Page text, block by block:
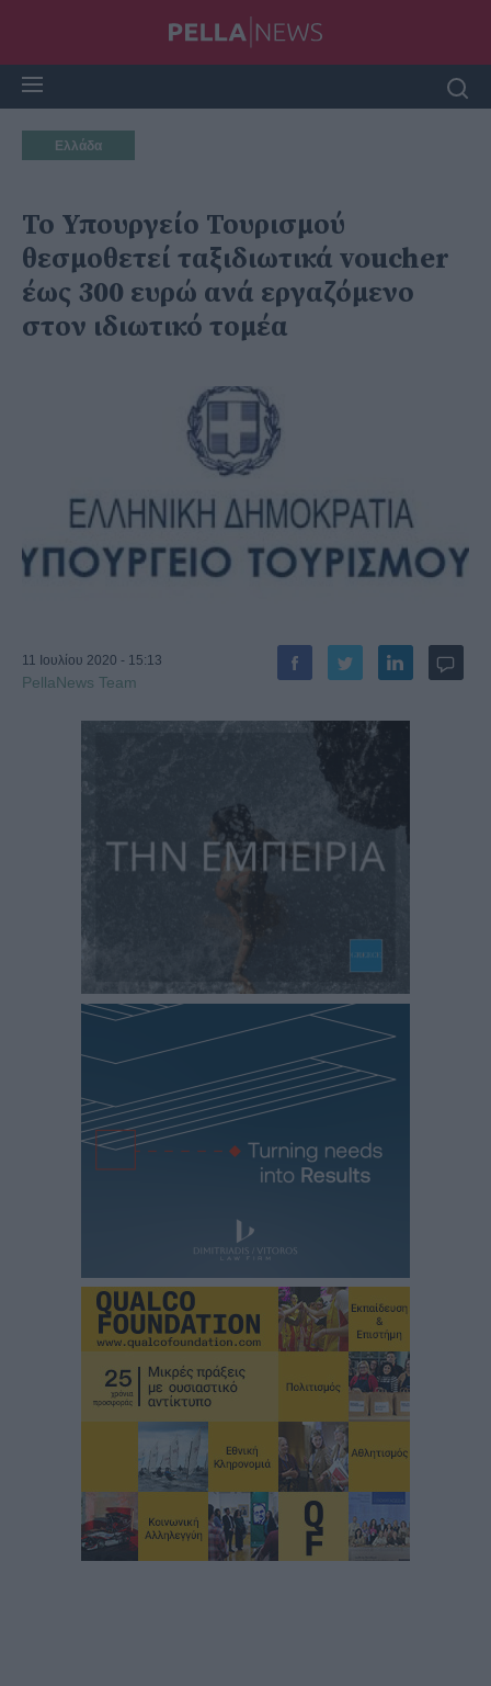
Ελλάδα
Το Υπουργείο Τουρισμού
θεσμοθετεί ταξιδιωτικά voucher
έως 300 ευρώ ανά εργαζόμενο
στον ιδιωτικό τομέα
11 Ιουλίου 2020 - 15:13
PellaNews Team